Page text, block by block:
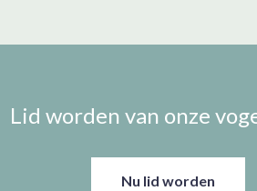
Lid worden van onze
Nu lid worden